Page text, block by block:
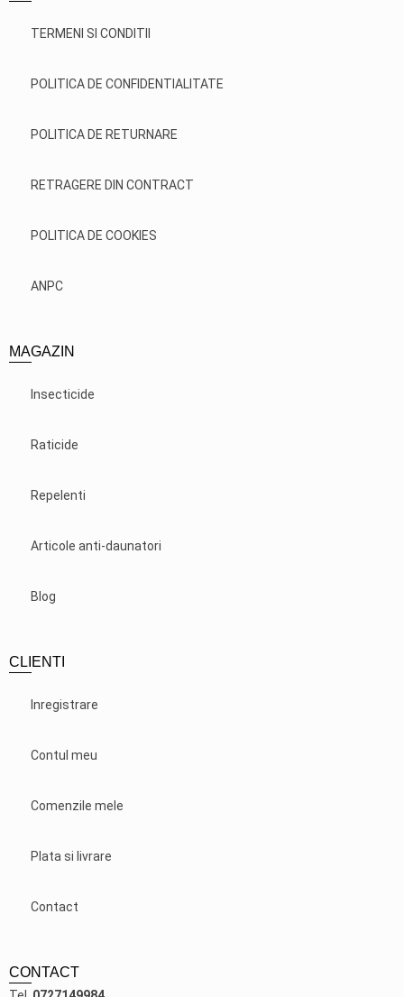
TERMENI SI CONDITII
POLITICA DE CONFIDENTIALITATE
POLITICA DE RETURNARE
RETRAGERE DIN CONTRACT
POLITICA DE COOKIES
ANPC
MAGAZIN
Insecticide
Raticide
Repelenti
Articole anti-daunatori
Blog
CLIENTI
Inregistrare
Contul meu
Comenzile mele
Plata si livrare
Contact
CONTACT